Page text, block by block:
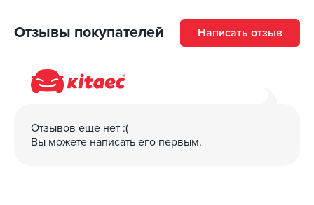
Отзывы покупателей Написать отзыв
Отзывов еще нет :(
Вы можете написать его первым.